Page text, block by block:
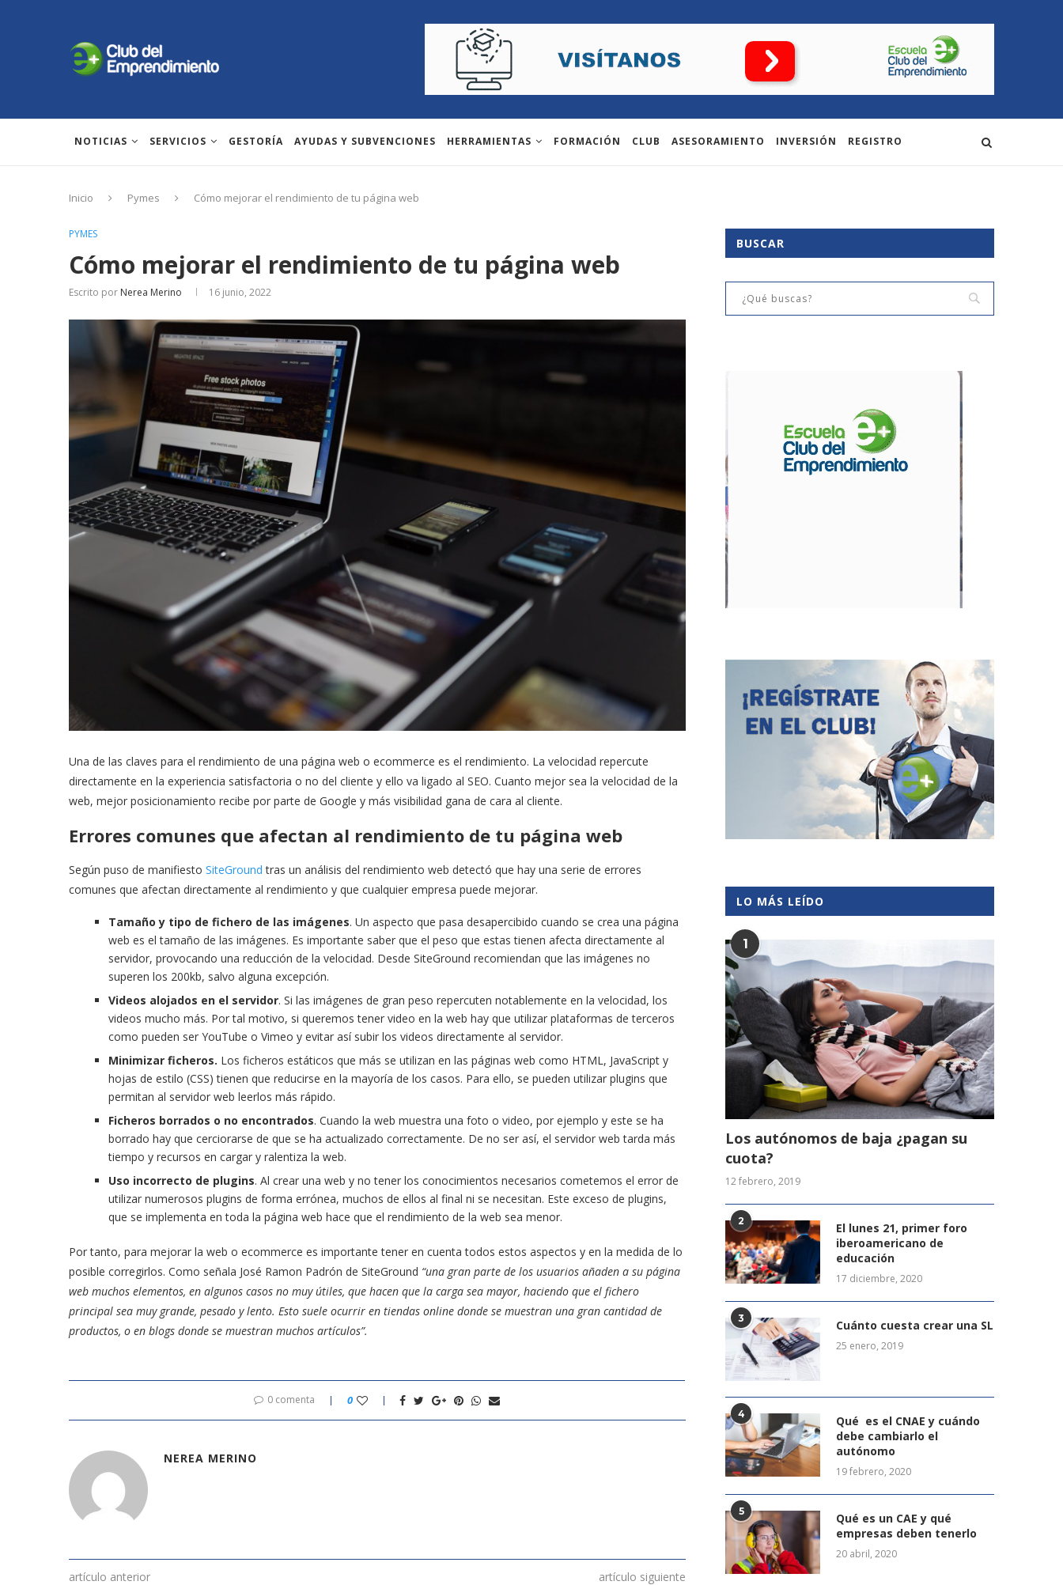
NOTICIAS SERVICIOS GESTORÍA AYUDAS Y SUBVENCIONES HERRAMIENTAS FORMACIÓN CLUB ASESORAMIENTO INVERSIÓN REGISTRO
Inicio Pymes Cómo mejorar el rendimiento de tu página web
PYMES
Cómo mejorar el rendimiento de tu página web
Escrito por Nerea Merino 16 junio, 2022
Una de las claves para el rendimiento de una página web o ecommerce es el rendimiento. La velocidad repercute
directamente en la experiencia satisfactoria o no del cliente y ello va ligado al SEO. Cuanto mejor sea la velocidad de la
web, mejor posicionamiento recibe por parte de Google y más visibilidad gana de cara al cliente.
Errores comunes que afectan al rendimiento de tu página web
Según puso de manifiesto SiteGround tras un análisis del rendimiento web detectó que hay una serie de errores
comunes que afectan directamente al rendimiento y que cualquier empresa puede mejorar.
Tamaño y tipo de fichero de las imágenes. Un aspecto que pasa desapercibido cuando se crea una página
web es el tamaño de las imágenes. Es importante saber que el peso que estas tienen afecta directamente al
servidor, provocando una reducción de la velocidad. Desde SiteGround recomiendan que las imágenes no
superen los 200kb, salvo alguna excepción.
Videos alojados en el servidor. Si las imágenes de gran peso repercuten notablemente en la velocidad, los
videos mucho más. Por tal motivo, si queremos tener video en la web hay que utilizar plataformas de terceros
como pueden ser YouTube o Vimeo y evitar así subir los videos directamente al servidor.
Minimizar ficheros. Los ficheros estáticos que más se utilizan en las páginas web como HTML, JavaScript y
hojas de estilo (CSS) tienen que reducirse en la mayoría de los casos. Para ello, se pueden utilizar plugins que
permitan al servidor web leerlos más rápido.
Ficheros borrados o no encontrados. Cuando la web muestra una foto o video, por ejemplo y este se ha
borrado hay que cerciorarse de que se ha actualizado correctamente. De no ser así, el servidor web tarda más
tiempo y recursos en cargar y ralentiza la web.
Uso incorrecto de plugins. Al crear una web y no tener los conocimientos necesarios cometemos el error de
utilizar numerosos plugins de forma errónea, muchos de ellos al final ni se necesitan. Este exceso de plugins,
que se implementa en toda la página web hace que el rendimiento de la web sea menor.
Por tanto, para mejorar la web o ecommerce es importante tener en cuenta todos estos aspectos y en la medida de lo
posible corregirlos. Como señala José Ramon Padrón de SiteGround “una gran parte de los usuarios añaden a su página
web muchos elementos, en algunos casos no muy útiles, que hacen que la carga sea mayor, haciendo que el fichero
principal sea muy grande, pesado y lento. Esto suele ocurrir en tiendas online donde se muestran una gran cantidad de
productos, o en blogs donde se muestran muchos artículos”.
0 comenta 0
NEREA MERINO
artículo anterior
artículo siguiente
BUSCAR
LO MÁS LEÍDO
1
Los autónomos de baja ¿pagan su
cuota?
12 febrero, 2019
2
El lunes 21, primer foro
iberoamericano de
educación
17 diciembre, 2020
3 Cuánto cuesta crear una SL
25 enero, 2019
4
Qué es el CNAE y cuándo
debe cambiarlo el
autónomo
19 febrero, 2020
5
Qué es un CAE y qué
empresas deben tenerlo
20 abril, 2020